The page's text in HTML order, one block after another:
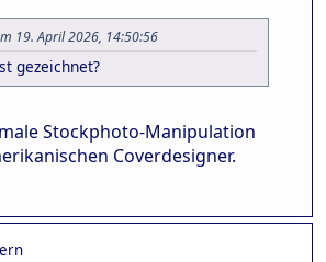
19. April 2026, 14:50:56
gezeichnet?
Stockphoto-Manipulation
Coverdesigner.